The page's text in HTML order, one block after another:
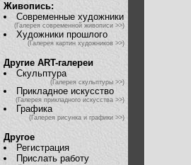
Живопись:
Современные художники
(Галерея современной живописи >>)
Художники прошлого
(Галерея картин художников >>)
Другие ART-галереи
Скульптура
(Галерея скульптуры >>)
Прикладное искусство
(Галерея прикладного искусства >>)
Графика
(Галерея рисунка и графики >>)
Другое
Регистрация
Прислать работу